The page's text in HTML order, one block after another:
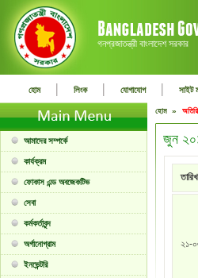
গনপ্রজাতন্ত্রী বাংলাদেশ সরকার
হোম | লিংক | যোগাযোগ | সাইট
আমাদের সম্পর্কে
কার্যক্রম
ফোকাস এন্ড অবজেকটিভ
সেবা
কর্মকর্তাবৃন্দ
অর্গানোগ্রাম
ইনভেন্টরি
হোম »
জুন
তারিখ
২১-